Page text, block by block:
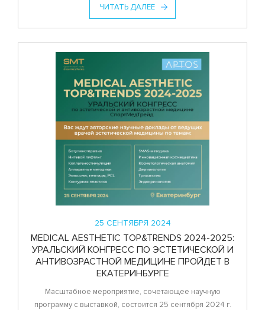
ЧИТАТЬ ДАЛЕЕ
25 СЕНТЯБРЯ 2024
MEDICAL AESTHETIC TOP&TRENDS 2024-2025:
УРАЛЬСКИЙ КОНГРЕСС ПО ЭСТЕТИЧЕСКОЙ И
АНТИВОЗРАСТНОЙ МЕДИЦИНЕ ПРОЙДЕТ В
ЕКАТЕРИНБУРГЕ
Масштабное мероприятие, сочетающее научную
программу с выставкой, состоится 25 сентября 2024 г.